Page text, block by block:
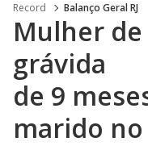
Record Balanço Geral RJ
Mulher
grávida
de 9
marido no